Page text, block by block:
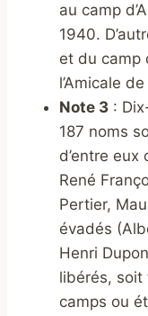
au camp
1940.
et du camp
l’Amicale
Note 3 :
187 noms
d’entre
René
Pertier,
évadés
Henri
libérés, soit
camps ou